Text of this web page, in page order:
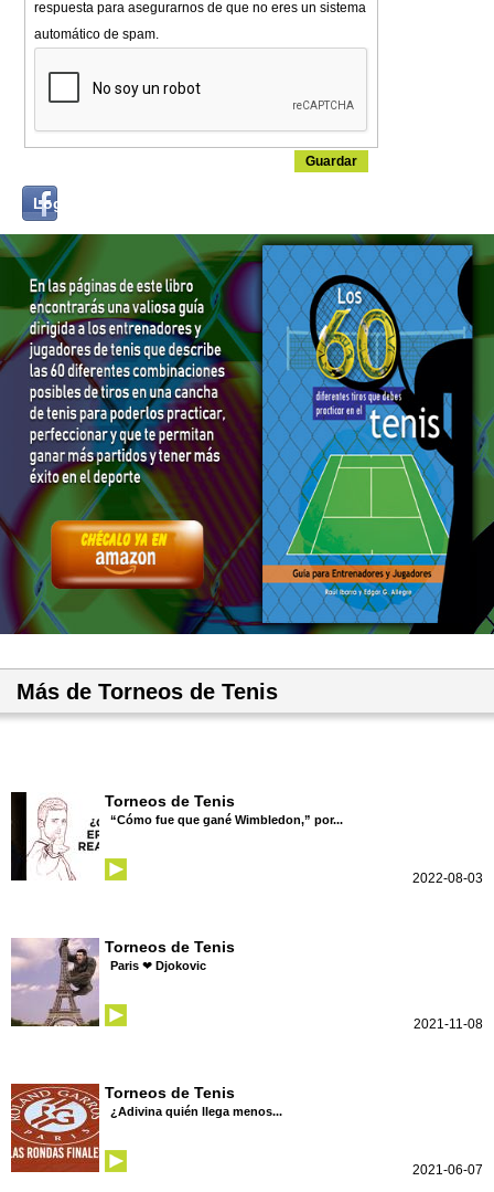
respuesta para asegurarnos de que no eres un sistema
automático de spam.
Log in with...
Más de Torneos de Tenis
Torneos de Tenis
“Cómo fue que gané Wimbledon,” por...
2022-08-03
Torneos de Tenis
Paris ❤ Djokovic
2021-11-08
Torneos de Tenis
¿Adivina quién llega menos...
2021-06-07